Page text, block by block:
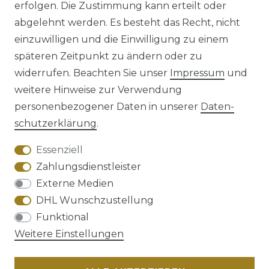
Impressum Daten­schutz­erklärung
AGB Barrierefreiheitserklärung
Widerrufs­recht
erfolgen. Die Zustimmung kann erteilt oder
abgelehnt werden. Es besteht das Recht, nicht
einzuwilligen und die Einwilligung zu einem
späteren Zeitpunkt zu ändern oder zu
widerrufen. Beachten Sie unser Impressum und
weitere Hinweise zur Verwendung
personenbezogener Daten in unserer Daten­
schutz­erklärung.
Essenziell
Zahlungsdienstleister
Externe Medien
DHL Wunschzustellung
Funktional
Weitere Einstellungen